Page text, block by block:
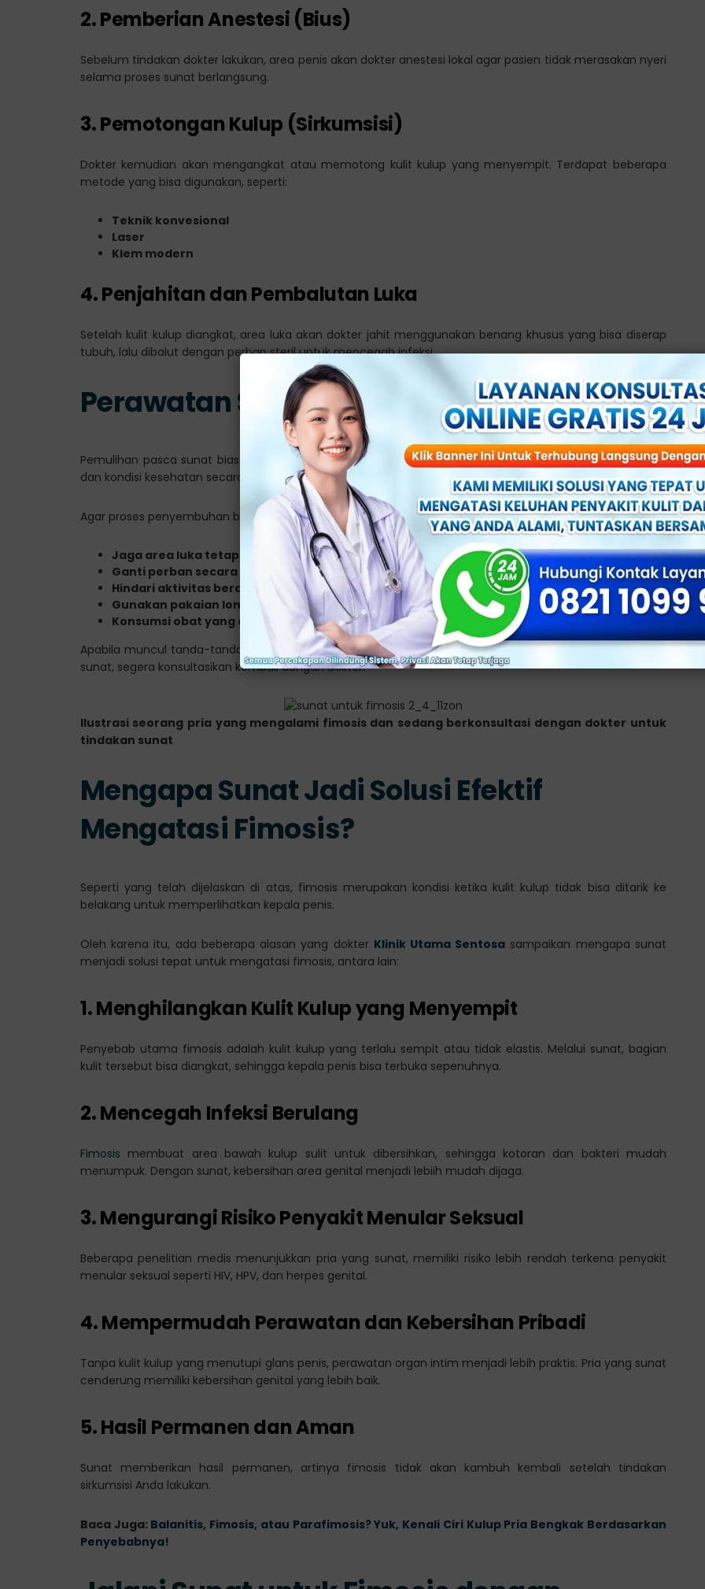
2. Pemberian Anestesi (Bius)
Sebelum tindakan dokter lakukan, area penis akan dokter anestesi lokal agar pasien tidak merasakan nyeri
selama proses sunat berlangsung.
3. Pemotongan Kulup (Sirkumsisi)
Dokter kemudian akan mengangkat atau memotong kulit kulup yang menyempit. Terdapat beberapa
metode yang bisa digunakan, seperti:
Teknik konvesional
Laser
Klem modern
4. Penjahitan dan Pembalutan Luka
Setelah kulit kulup diangkat, area luka akan dokter jahit menggunakan benang khusus yang bisa diserap
tubuh, lalu dibalut dengan perban steril untuk mencegah infeksi.
Perawatan Setelah Sunat untuk Fimosis
Pemulihan pasca sunat biasanya berlangsung selama 5-10 hari, tergantung metode yang Anda lakukan
dan kondisi kesehatan secara keseluruhan.
Agar proses penyembuhan berjalan lancar, berikut beberapa hal yang perlu Anda perhatikan, antara lain:
Jaga area luka tetap kering dan bersih, terutama setelah buang air kecil
Ganti perban secara rutin sesuai petunjuk dokter
Hindari aktivitas berat atau berhubungan seksual selama masa pemulihan
Gunakan pakaian longgar untuk mencegah gesekan pada area luka
Konsumsi obat yang dokter berikan untuk kurangi nyeri dan mencegah infeksi
Apabila muncul tanda-tanda seperti nyeri berlebihan, pembengkakan parah, atau keluar nanah dari luka
sunat, segera konsultasikan kembali dengan dokter.
Ilustrasi seorang pria yang mengalami fimosis dan sedang berkonsultasi dengan dokter untuk
tindakan sunat
Mengapa Sunat Jadi Solusi Efektif
Mengatasi Fimosis?
Seperti yang telah dijelaskan di atas, fimosis merupakan kondisi ketika kulit kulup tidak bisa ditarik ke
belakang untuk memperlihatkan kepala penis.
Oleh karena itu, ada beberapa alasan yang dokter Klinik Utama Sentosa sampaikan mengapa sunat
menjadi solusi tepat untuk mengatasi fimosis, antara lain:
1. Menghilangkan Kulit Kulup yang Menyempit
Penyebab utama fimosis adalah kulit kulup yang terlalu sempit atau tidak elastis. Melalui sunat, bagian
kulit tersebut bisa diangkat, sehingga kepala penis bisa terbuka sepenuhnya.
2. Mencegah Infeksi Berulang
Fimosis membuat area bawah kulup sulit untuk dibersihkan, sehingga kotoran dan bakteri mudah
menumpuk. Dengan sunat, kebersihan area genital menjadi lebiih mudah dijaga.
3. Mengurangi Risiko Penyakit Menular Seksual
Beberapa penelitian medis menunjukkan pria yang sunat, memiliki risiko lebih rendah terkena penyakit
menular seksual seperti HIV, HPV, dan herpes genital.
4. Mempermudah Perawatan dan Kebersihan Pribadi
Tanpa kulit kulup yang menutupi glans penis, perawatan organ intim menjadi lebih praktis. Pria yang sunat
cenderung memiliki kebersihan genital yang lebih baik.
5. Hasil Permanen dan Aman
Sunat memberikan hasil permanen, artinya fimosis tidak akan kambuh kembali setelah tindakan
sirkumsisi Anda lakukan.
Baca Juga: Balanitis, Fimosis, atau Parafimosis? Yuk, Kenali Ciri Kulup Pria Bengkak Berdasarkan
Penyebabnya!